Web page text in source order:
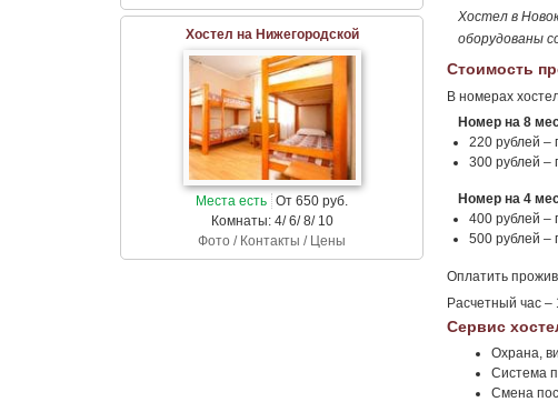
Хостел на Нижегородской
Места есть От 650 руб.
Комнаты: 4/ 6/ 8/ 10
Фото / Контакты / Цены
Хостел в
оборудованы
Стоимость
В номерах
Номер на 8
220 рублей –
300 рублей –
Номер на 4
400 рублей –
500 рублей –
Оплатить
Расчетный час –
Сервис
Охрана,
Система
Смена